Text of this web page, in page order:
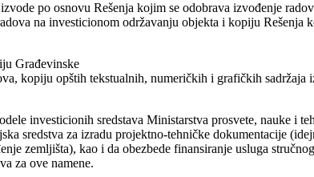
po osnovu Rešenja kojim se odobrava izvođenje
na investicionom održavanju objekta i kopiju
Građevinske
kopiju opštih tekstualnih, numeričkih i grafičkih
investicionih sredstava Ministarstva prosvete, nauke i
sredstva za izradu projektno-tehničke dokumentacije
zemljišta), kao i da obezbede finansiranje usluga
za ove namene.